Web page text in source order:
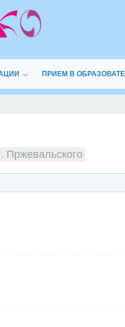
ПРИЕМ В
Пржевальского